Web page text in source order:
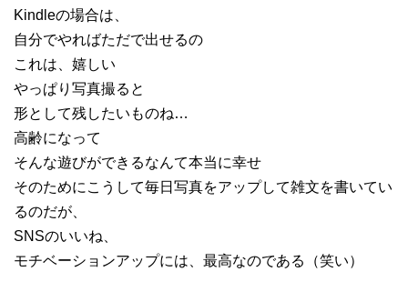
Kindleの場合は、
自分でやればただで出せるの
これは、嬉しい
やっぱり写真撮ると
形として残したいものね…
高齢になって
そんな遊びができるなんて本当に幸せ
そのためにこうして毎日写真をアップして雑文を書いてい
るのだが、
SNSのいいね、
モチベーションアップには、最高なのである（笑い）